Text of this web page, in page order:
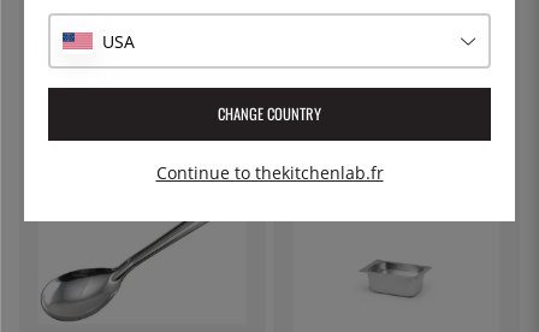
PATINA
Gastro Norm GN 1/6, Inox -
Patina - 100 mm
15 €
PATINA
Gastro Norm GN 1/6, Inox -
Patina - 150 mm
20 €
USA
CHANGE COUNTRY
Continue to thekitchenlab.fr